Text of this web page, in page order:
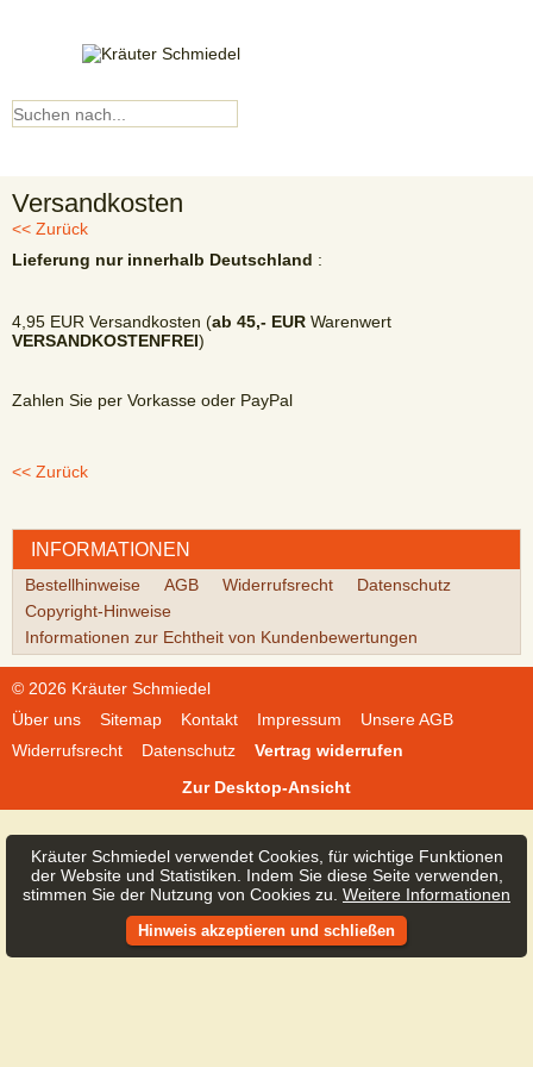
Kräuter Schmiedel verwendet Cookies, für wichtige Funktionen
der Website und Statistiken. Indem Sie diese Seite verwenden,
stimmen Sie der Nutzung von Cookies zu. Weitere Informationen
Hinweis akzeptieren und schließen
Versandkosten
<< Zurück
Lieferung nur innerhalb Deutschland :
4,95 EUR Versandkosten (ab 45,- EUR Warenwert
VERSANDKOSTENFREI)
Zahlen Sie per Vorkasse oder PayPal
<< Zurück
INFORMATIONEN
Bestellhinweise AGB Widerrufsrecht
Datenschutz
Copyright-Hinweise
Informationen zur Echtheit von Kundenbewertungen
© 2026 Kräuter Schmiedel
Über uns
Sitemap Kontakt Impressum
Unsere AGB
Widerrufsrecht
Datenschutz
Vertrag widerrufen
Zur Desktop-Ansicht